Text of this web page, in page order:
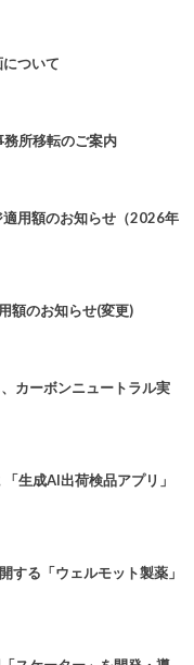
ついて
所移転のご案内
用額のお知らせ（2026年
額のお知らせ(変更)
カーボンニュートラル実
生成AI出荷検品アプリ」
する「ウェルモット製薬」